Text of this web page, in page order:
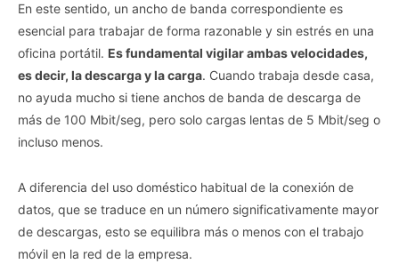
En este sentido, un ancho de banda correspondiente es
esencial para trabajar de forma razonable y sin estrés en una
oficina portátil. Es fundamental vigilar ambas velocidades,
es decir, la descarga y la carga. Cuando trabaja desde casa,
no ayuda mucho si tiene anchos de banda de descarga de
más de 100 Mbit/seg, pero solo cargas lentas de 5 Mbit/seg o
incluso menos.
A diferencia del uso doméstico habitual de la conexión de
datos, que se traduce en un número significativamente mayor
de descargas, esto se equilibra más o menos con el trabajo
móvil en la red de la empresa.